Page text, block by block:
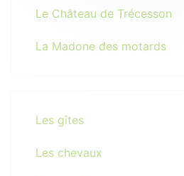
Le Château de Trécesson
La Madone des motards
Les gîtes
Les chevaux